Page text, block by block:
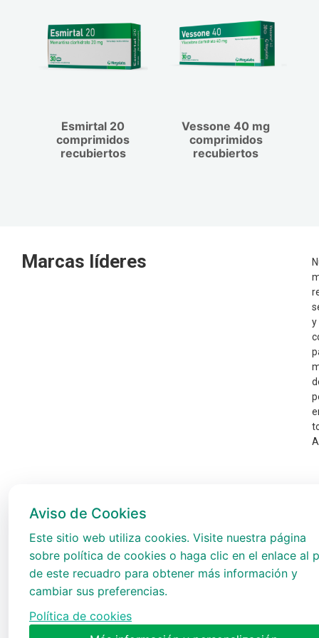
Esmirtal 20
comprimidos
recubiertos
Vessone 40 mg
comprimidos
recubiertos
Marcas líderes
y
Aviso de Cookies
Este sitio web utiliza cookies. Visite nuestra página
sobre política de cookies o haga clic en el enlace al
de este recuadro para obtener más información y
cambiar sus preferencias.
Política de cookies